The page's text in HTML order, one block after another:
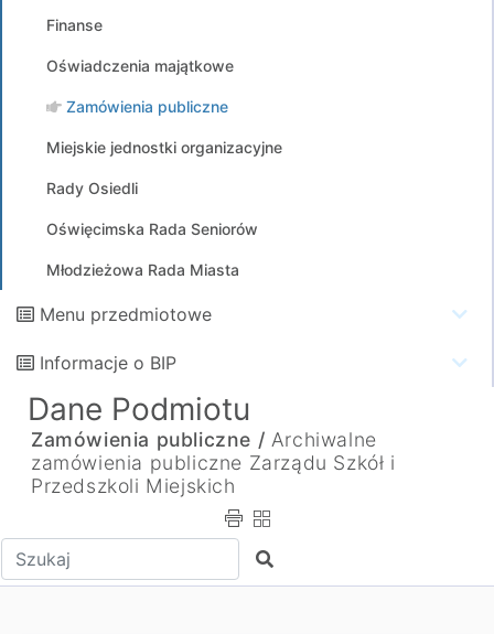
Finanse
Oświadczenia majątkowe
Zamówienia publiczne
Miejskie jednostki organizacyjne
Rady Osiedli
Oświęcimska Rada Seniorów
Młodzieżowa Rada Miasta
Menu przedmiotowe
Informacje o BIP
Dane Podmiotu
Zamówienia publiczne / Archiwalne
zamówienia publiczne Zarządu Szkół i
Przedszkoli Miejskich
Wpisz tekst do wyszukania Szukaj